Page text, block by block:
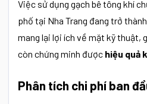
Việc sử dụng gạch bê tông khí
phố tại Nha Trang đang trở
mang lại lợi ích về mặt kỹ thuật,
còn chứng minh được hiệu quả
Phân tích chi phí ban